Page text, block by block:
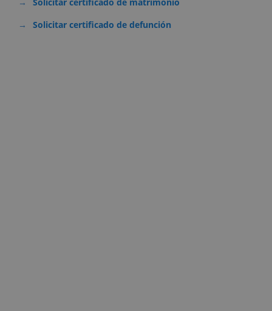
Solicitar certificado de defunción